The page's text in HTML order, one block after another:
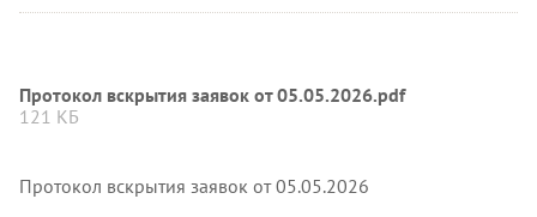
Протокол вскрытия заявок от 05.05.2026.pdf
121 КБ
Протокол вскрытия заявок от 05.05.2026